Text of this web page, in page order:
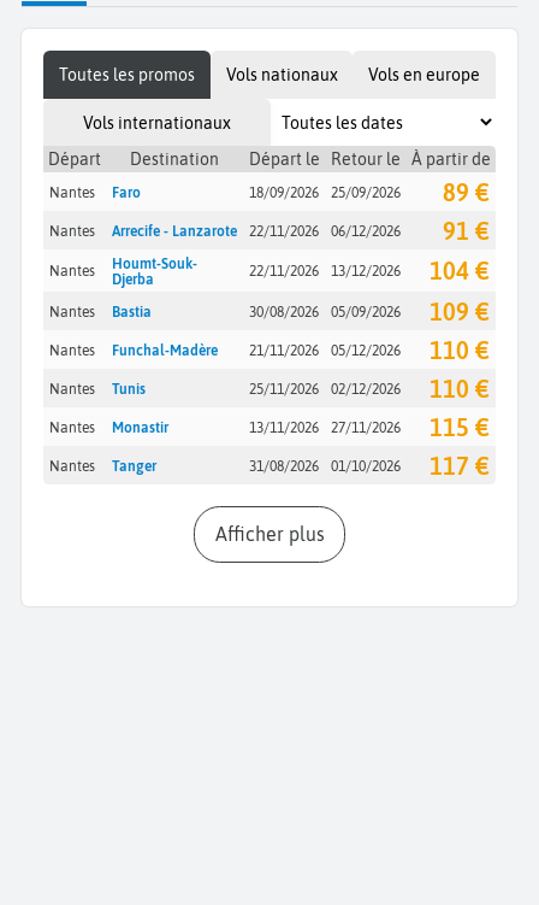
Toutes les promos Vols nationaux Vols en europe
Vols internationaux
Départ
Destination Départ le Retour le À partir de
Nantes Faro 18/09/2026 25/09/2026 89 €
Nantes Arrecife - Lanzarote 22/11/2026 06/12/2026 91 €
Nantes
Houmt-Souk-
Djerba
22/11/2026 13/12/2026 104 €
Nantes Bastia 30/08/2026 05/09/2026 109 €
Nantes Funchal-Madère 21/11/2026 05/12/2026 110 €
Nantes Tunis 25/11/2026 02/12/2026 110 €
Nantes Monastir 13/11/2026 27/11/2026 115 €
Nantes Tanger 31/08/2026 01/10/2026 117 €
Afficher plus